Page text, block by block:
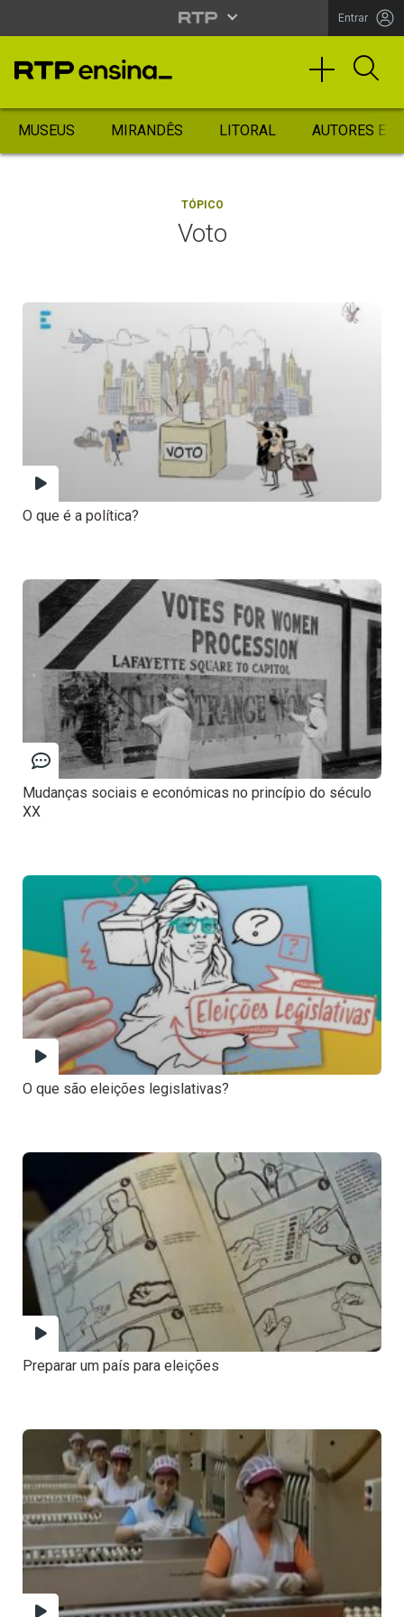
Entrar
MUSEUS MIRANDÊS LITORAL AUTORES
TÓPICO
Voto
O que é a política?
Mudanças sociais e económicas no princípio do século
XX
O que são eleições legislativas?
Preparar um país para eleições